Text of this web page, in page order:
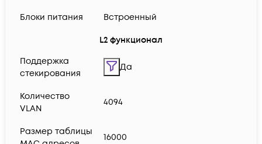
Блоки питания Встроенный
L2 функционал
Поддержка
стекирования
Да
Количество
VLAN
4094
Размер таблицы
16000